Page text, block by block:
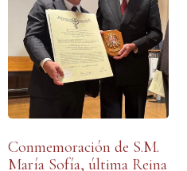
Conmemoración de S.M.
María Sofía, última Reina